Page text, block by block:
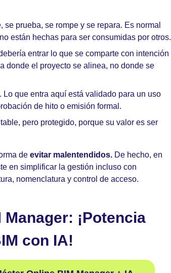
prueba, se rompe y se repara. Es normal
están hechas para ser consumidas por otros.
entrar lo que se comparte con intención
donde el proyecto se alinea, no donde se
que entra aquí está validado para un uso
de hito o emisión formal.
pero protegido, porque su valor es ser
de evitar malentendidos.De hecho, en
en simplificar la gestión incluso con
nomenclatura y control de acceso.
Manager: ¡Potencia
con IA!